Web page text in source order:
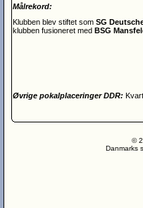
Målrekord:
Klubben blev stiftet som SG
klubben fusioneret med BSG
Øvrige pokalplaceringer DDR:
©
Danmarks